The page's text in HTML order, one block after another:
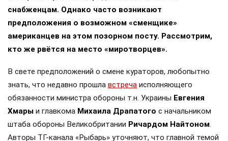
снабженцам. Однако часто возникают
предположения о возможном «сменщике»
американцев на этом позорном посту. Рассмотрим,
кто же рвётся на место «миротворцев».
В свете предположений о смене кураторов, любопытно
знать, что недавно прошла встреча исполняющего
обязанности министра обороны т.н. Украины Евгения
Хмары и главкома Михаила Драпатого с начальником
штаба обороны Великобритании Ричардом Найтоном.
Авторы ТГ-канала «Рыбарь» уточняют, что главной темой